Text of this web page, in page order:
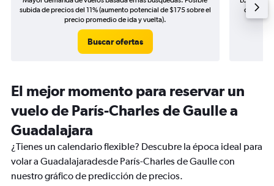
subida de precios del 11% (aumento potencial de $175 sobre el
precio promedio de ida y vuelta).
Buscar ofertas
de
El mejor momento para reservar un
vuelo de París-Charles de Gaulle a
Guadalajara
¿Tienes un calendario flexible? Descubre la época ideal para
volar a Guadalajaradesde París-Charles de Gaulle con
nuestro gráfico de predicción de precios.